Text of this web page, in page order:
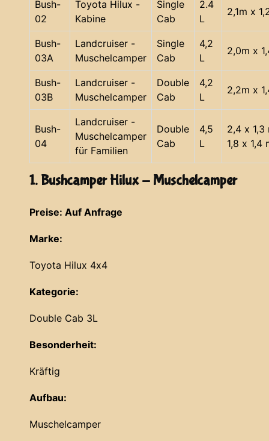
Bush-
02
Toyota Hilux -
Kabine
Single
Cab
2.4
L
2,1m x
Bush-
03A
Landcruiser -
Muschelcamper
Single
Cab
4,2
L
2,0m x
Bush-
03B
Landcruiser -
Muschelcamper
Double
Cab
4,2
L
2,2m x
Bush-
04
Landcruiser -
Muschelcamper
für Familien
Double
Cab
4,5
L
2,4 x 1,3
1,8 x 1,4
1. Bushcamper Hilux - Muschelcamper
Preise: Auf Anfrage
Marke:
Toyota Hilux 4x4
Kategorie:
Double Cab 3L
Besonderheit:
Kräftig
Aufbau:
Muschelcamper